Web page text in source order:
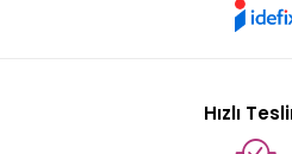
Hızlı